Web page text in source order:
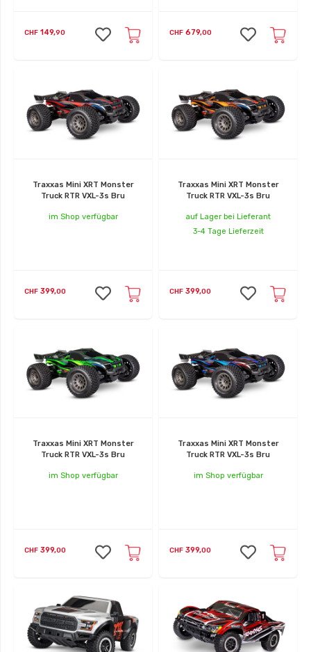
CHF 149,90 CHF 679,00
Traxxas Mini XRT Monster
Truck RTR VXL-3s Bru
im Shop verfügbar
CHF 399,00
Traxxas Mini XRT Monster
Truck RTR VXL-3s Bru
auf Lager bei Lieferant
3-4 Tage Lieferzeit
CHF 399,00
Traxxas Mini XRT Monster
Truck RTR VXL-3s Bru
im Shop verfügbar
CHF 399,00
Traxxas Mini XRT Monster
Truck RTR VXL-3s Bru
im Shop verfügbar
CHF 399,00